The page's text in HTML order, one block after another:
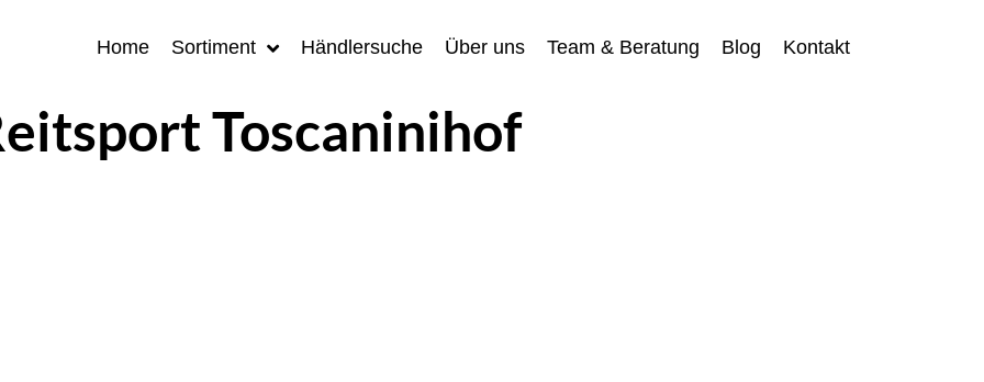
Home Sortiment Händlersuche Über uns Team & Beratung Blog Kontakt
Toscaninihof